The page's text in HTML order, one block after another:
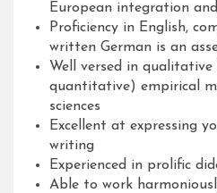
European integration
Proficiency in English,
written German is an
Well versed in
quantitative) empirical
sciences
Excellent at expressing
writing
Experienced in prolific
Able to work